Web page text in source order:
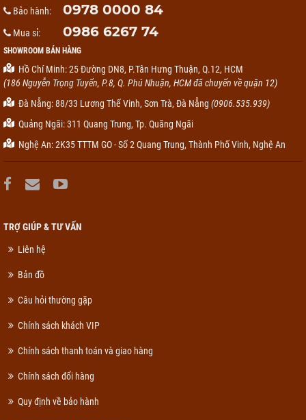
Bảo hành: 0978 0000 84
Mua sỉ: 0986 6267 74
SHOWROOM BÁN HÀNG
Hồ Chí Minh: 25 Đường DN8, P.Tân Hưng Thuận, Q.12, HCM
(186 Nguyễn Trọng Tuyển, P.8, Q. Phú Nhuận, HCM đã chuyển về quận 12)
Đà Nẵng: 88/33 Lương Thế Vinh, Sơn Trà, Đà Nẵng (0906.535.939)
Quảng Ngãi: 311 Quang Trung, Tp. Quãng Ngãi
Nghệ An: 2K35 TTTM GO - Số 2 Quang Trung, Thành Phố Vinh, Nghệ An
TRỢ GIÚP & TƯ VẤN
Liên hệ
Bản đồ
Câu hỏi thường gặp
Chính sách khách VIP
Chính sách thanh toán và giao hàng
Chính sách đổi hàng
Quy định về bảo hành